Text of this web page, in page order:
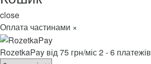
close
Оплата частинами ×
RozetkaPay від 75 грн/міс2 - 6 платежів